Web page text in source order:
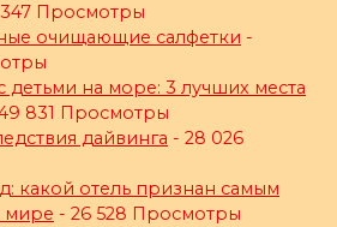
Просмотры
очищающие салфетки -
детьми на море: 3 лучших места
831 Просмотры
дайвинга - 28 026
какой отель признан самым
мире - 26 528 Просмотры